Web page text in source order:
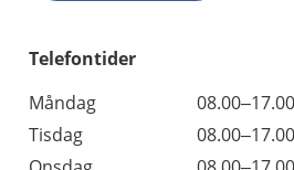
Telefontider
Måndag
08.00–17.00
Tisdag
08.00–17.00